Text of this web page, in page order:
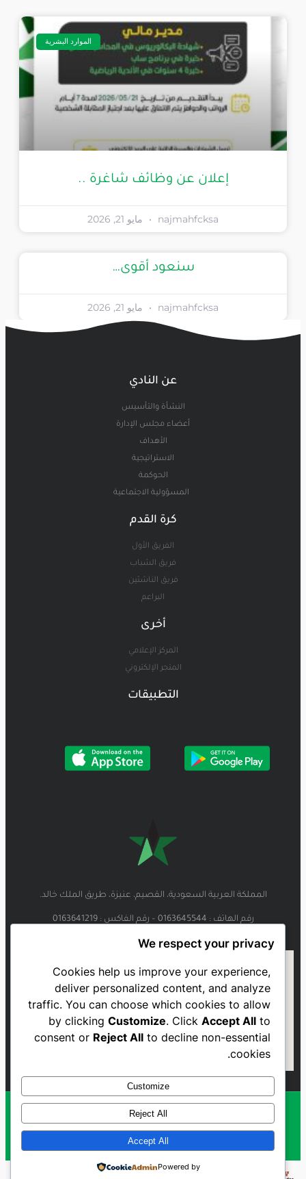
الموارد البشرية
إعلان عن وظائف شاغرة ..
najmahfcksa مايو 21, 2026
سنعود أقوى…
najmahfcksa مايو 21, 2026
عن النادي
النشأة والتأسيس
أعضاء مجلس الإدارة
الأهداف
الاستراتيجية
الحوكمة
المسؤولية الاجتماعية
كرة القدم
الفريق الأول
فريق الشباب
فريق الناشئين
البراعم
أخرى
المركز الإعلامي
المتجر الإلكتروني
التطبيقات
المملكة العربية السعودية، القصيم، عنيزة، طريق الملك خالد.
رقم الهاتف : 0163645544 – رقم الفاكس : 0163641219
Al Najmah FC - 2023
We respect your privacy
Cookies help us improve your experience,
deliver personalized content, and analyze
traffic. You can choose which cookies to allow
by clickingCustomize. ClickAccept All to
consent or Reject All to decline non-essential
cookies.
Customize
Reject All
Accept All
Powered by